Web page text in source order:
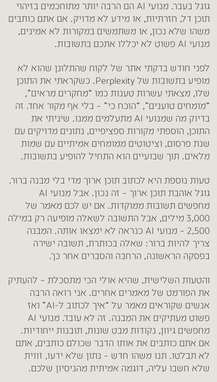
גוגל בעבר. מנועי AI הם הרבה יותר מתוחכמים בזיהוי
תוכן דל, חזרתיות, או מידע לא מדויק. אם אתם כותבים
משהו שלא נכון, או משתמשים במקורות לא אמינים,
מנועי AI פשוט לא יכללו אתכם בתשובות.
לפני חודש בדקתי אתר של לקוח שהתלונן שהוא לא
מופיע בתשובות של Perplexity. כשקראתי את התוכן
שלו, מצאתי עשרות טענות כמו “מחקרים מראים”,
“מומחים טוענים”, “הוכח כי” – בלי אף מקור אחד. זה
בדיוק מה שמנועי AI מתעלמים ממנו. שיניתי את
התוכן, הוספתי מקורות ספציפיים, נתונים מדויקים עם
שנת פרסום, וציטוטים ממומחים אמיתיים עם שמות
מלאים. תוך שבועיים הוא התחיל להופיע בתשובות.
טעות נוספת היא לכתוב תוכן ארוך מדי בלי מבנה ברור.
גוגל אוהבת תוכן ארוך – זה נכון. אבל מנועי AI
מחפשים תשובות ממוקדות. אם יש לכם מאמר של
3,000 מילים, אבל התשובה לשאלה מופיעה רק במילה
2,500 – מנועי AI כנראה לא ימצאו אותה. המבנה
צריך להיות ברור: שאלה בכותרת, תשובה ישירה
בפסקה הראשונה, הרחבה והסברים אחר כך.
והטעות השלישית, שהיא אולי הכי מתסכלת – להעתיק
את הפורמט של מאמרים אחרים. אני רואה הרבה
אנשים שקוראים מאמר על “איך לכתוב ל-AI” ואז
פשוט מעתיקים את המבנה. זה לא עובד. מנועי AI
מחפשים גיוון, נקודות מבט שונות, תובנות ייחודיות.
אם אתם כותבים את אותו הדבר שכולם כותבים, אתם
לא תבלטו. תנו משהו חדש – נתון שלא ידעו, זווית
שלא חשבו עליה, דוגמה אמיתית מהניסיון שלכם.